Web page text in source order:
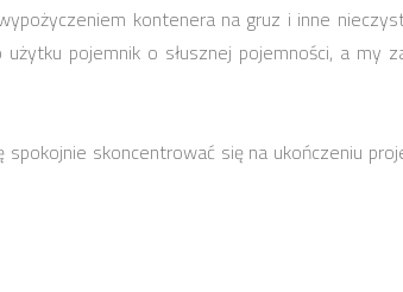
kontenera na gruz i inne
pojemnik o słusznej pojemności, a
spokojnie skoncentrować się na ukończeniu